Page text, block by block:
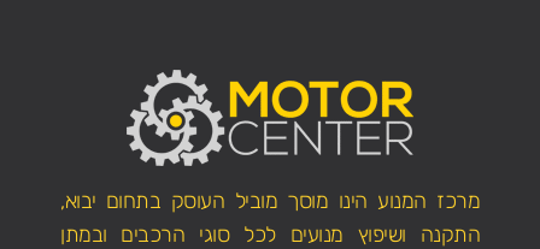
מרכז המנוע הינו מוסך מוביל העוסק בתחום יבוא,
התקנה ושיפוץ מנועים לכל סוגי הרכבים ובמתן